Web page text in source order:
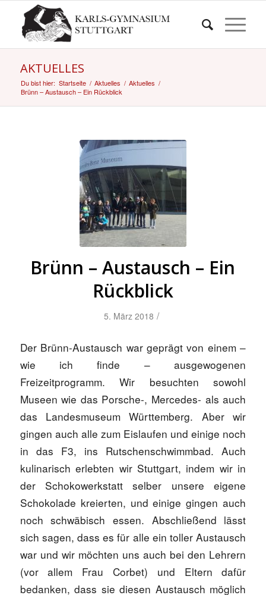
AKTUELLES
Du bist hier: Startseite / Aktuelles / Aktuelles /
Brünn – Austausch – Ein Rückblick
Brünn – Austausch – Ein
Rückblick
5. März 2018 /
Der Brünn-Austausch war geprägt von einem –
wie ich finde – ausgewogenen
Freizeitprogramm. Wir besuchten sowohl
Museen wie das Porsche-, Mercedes- als auch
das Landesmuseum Württemberg. Aber wir
gingen auch alle zum Eislaufen und einige noch
in das F3, ins Rutschenschwimmbad. Auch
kulinarisch erlebten wir Stuttgart, indem wir in
der Schokowerkstatt selber unsere eigene
Schokolade kreierten, und einige gingen auch
noch schwäbisch essen. Abschließend lässt
sich sagen, dass es für alle ein toller Austausch
war und wir möchten uns auch bei den Lehrern
(vor allem Frau Corbet) und Eltern dafür
bedanken, dass sie diesen Austausch möglich